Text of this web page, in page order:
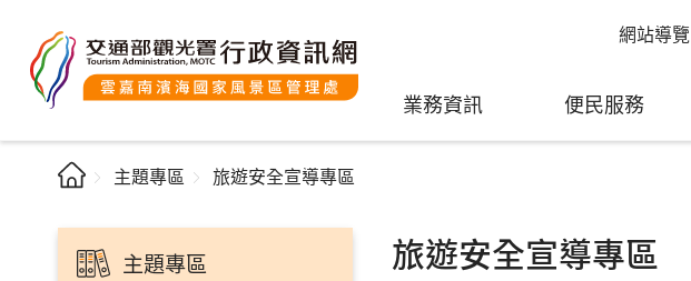
網站導覽
業務資訊 便民服務
主題專區 旅遊安全宣導專區
主題專區 旅遊安全宣導專區